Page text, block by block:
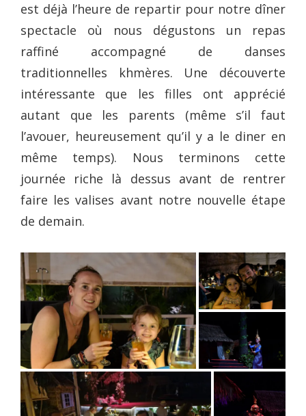
est déjà l’heure de repartir pour notre dîner
spectacle où nous dégustons un repas
raffiné accompagné de danses
traditionnelles khmères. Une découverte
intéressante que les filles ont apprécié
autant que les parents (même s’il faut
l’avouer, heureusement qu’il y a le diner en
même temps). Nous terminons cette
journée riche là dessus avant de rentrer
faire les valises avant notre nouvelle étape
de demain.